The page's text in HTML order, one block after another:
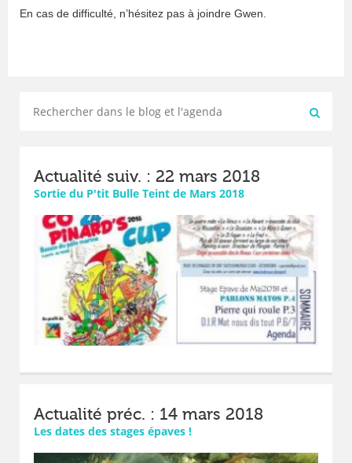
En cas de difficulté, n’hésitez pas à joindre Gwen.
Actualité suiv. : 22 mars 2018
Sortie du P'tit Bulle Teint de Mars 2018
Actualité préc. : 14 mars 2018
Les dates des stages épaves !